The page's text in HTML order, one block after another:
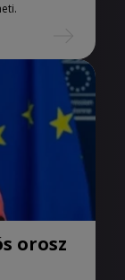
orosz